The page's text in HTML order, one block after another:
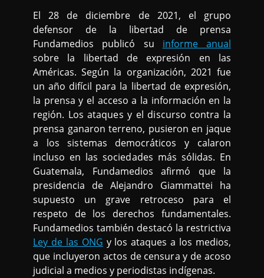
El 28 de diciembre de 2021, el grupo
defensor de la libertad de prensa
Fundamedios publicó su informe anual
sobre la libertad de expresión en las
Américas. Según la organización, 2021 fue
un año difícil para la libertad de expresión,
la prensa y el acceso a la información en la
región. Los ataques y el discurso contra la
prensa ganaron terreno, pusieron en jaque
a los sistemas democráticos y calaron
incluso en las sociedades más sólidas. En
Guatemala, Fundamedios afirmó que la
presidencia de Alejandro Giammattei ha
supuesto un grave retroceso para el
respeto de los derechos fundamentales.
Fundamedios también destacó la restrictiva
Ley de las ONG y los ataques a los medios,
que incluyeron actos de censura y de acoso
judicial a medios y periodistas indígenas.